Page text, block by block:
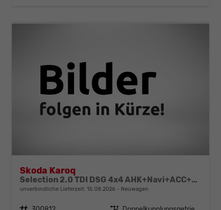
Skoda Karoq
Selection 2.0 TDI DSG 4x4 AHK+Navi+ACC+Kamera+Sitzheiz+eHeck+Chrom+Lodge+GV5
unverbindliche Lieferzeit: 15.08.2026 Neuwagen